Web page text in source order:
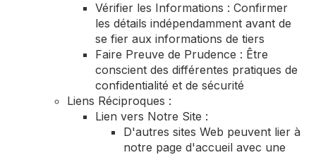
Vérifier les Informations : Confirmer
les détails indépendamment avant de
se fier aux informations de tiers
Faire Preuve de Prudence : Être
conscient des différentes pratiques de
confidentialité et de sécurité
Liens Réciproques :
Lien vers Notre Site :
D'autres sites Web peuvent lier à
notre page d'accueil avec une